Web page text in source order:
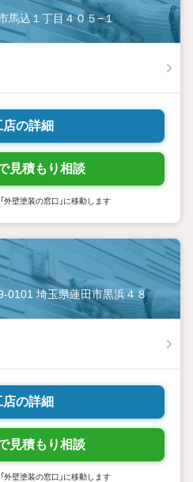
馬込１丁目４０５−１
店の詳細
見積もり相談
壁塗装の窓口」に移動します
0101 埼玉県蓮田市黒浜４８
店の詳細
見積もり相談
壁塗装の窓口」に移動します